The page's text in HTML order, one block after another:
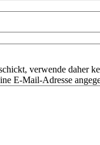
verwende daher
E-Mail-Adresse